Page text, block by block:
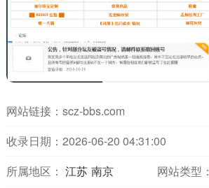
网站链接： scz-bbs.com
收录日期：2026-06-20 04:31:00
所属地区： 江苏 南京 网站类型：